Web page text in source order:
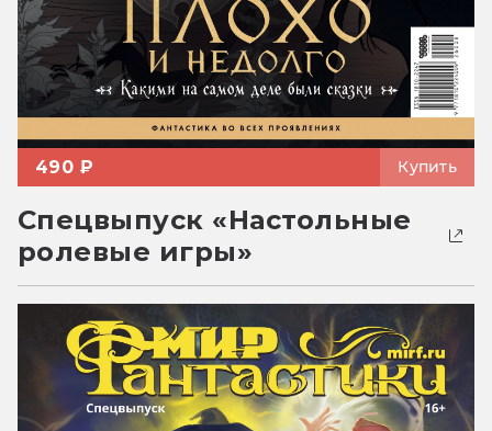
490 ₽ Купить
Спецвыпуск «Настольные
ролевые игры»